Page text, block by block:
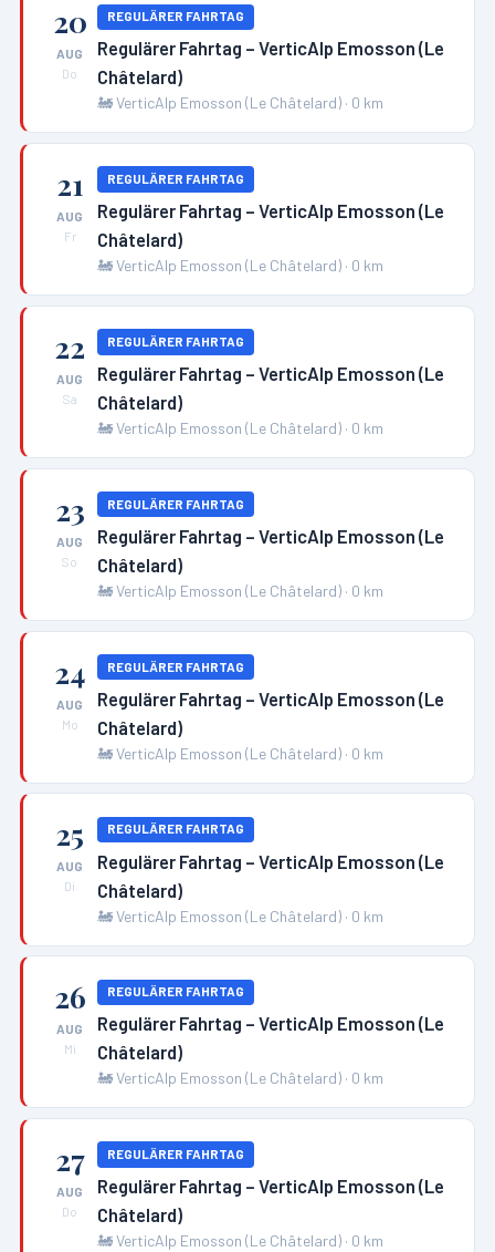
20
AUG
Do
REGULÄRER FAHRTAG
Regulärer Fahrtag – VerticAlp Emosson (Le
Châtelard)
🚂VerticAlp Emosson (Le Châtelard) · 0 km
21
AUG
Fr
REGULÄRER FAHRTAG
Regulärer Fahrtag – VerticAlp Emosson (Le
Châtelard)
🚂VerticAlp Emosson (Le Châtelard) · 0 km
22
AUG
Sa
REGULÄRER FAHRTAG
Regulärer Fahrtag – VerticAlp Emosson (Le
Châtelard)
🚂VerticAlp Emosson (Le Châtelard) · 0 km
23
AUG
So
REGULÄRER FAHRTAG
Regulärer Fahrtag – VerticAlp Emosson (Le
Châtelard)
🚂VerticAlp Emosson (Le Châtelard) · 0 km
24
AUG
Mo
REGULÄRER FAHRTAG
Regulärer Fahrtag – VerticAlp Emosson (Le
Châtelard)
🚂VerticAlp Emosson (Le Châtelard) · 0 km
25
AUG
Di
REGULÄRER FAHRTAG
Regulärer Fahrtag – VerticAlp Emosson (Le
Châtelard)
🚂VerticAlp Emosson (Le Châtelard) · 0 km
26
AUG
Mi
REGULÄRER FAHRTAG
Regulärer Fahrtag – VerticAlp Emosson (Le
Châtelard)
🚂VerticAlp Emosson (Le Châtelard) · 0 km
27
AUG
Do
REGULÄRER FAHRTAG
Regulärer Fahrtag – VerticAlp Emosson (Le
Châtelard)
🚂VerticAlp Emosson (Le Châtelard) · 0 km